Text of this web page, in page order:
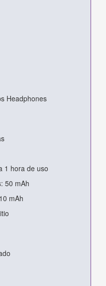
Headphones
1 hora de uso
50 mAh
mAh